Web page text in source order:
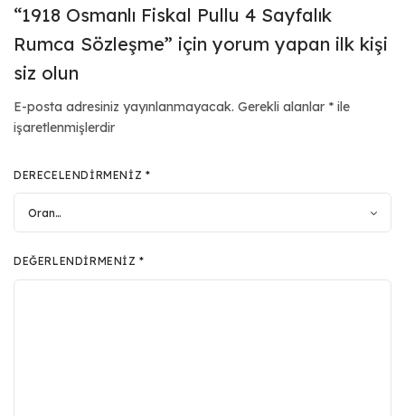
“1918 Osmanlı Fiskal Pullu 4 Sayfalık
Rumca Sözleşme” için yorum yapan ilk kişi
siz olun
E-posta adresiniz yayınlanmayacak. Gerekli alanlar * ile
işaretlenmişlerdir
DERECELENDIRMENIZ *
DEĞERLENDIRMENIZ*